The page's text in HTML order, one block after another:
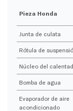
Pieza Honda
Junta de culata
Rótula de
Núcleo del
Bomba de agua
Evaporador de aire
acondicionado